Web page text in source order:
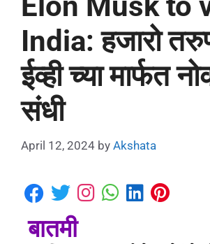
India: हजारो
ईव्ही च्या मार्फत
संधी
April 12, 2024 by Akshata
बातमी